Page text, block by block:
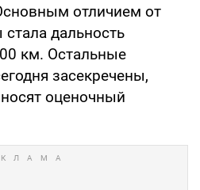
отличием от
стала дальность
км. Остальные
засекречены,
оценочный